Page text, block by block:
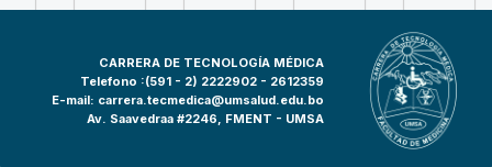
CARRERA DE TECNOLOGÍA MÉDICA
Telefono :(591 - 2) 2222902 - 2612359
E-mail: carrera.tecmedica@umsalud.edu.bo
Av. Saavedraa #2246, FMENT - UMSA